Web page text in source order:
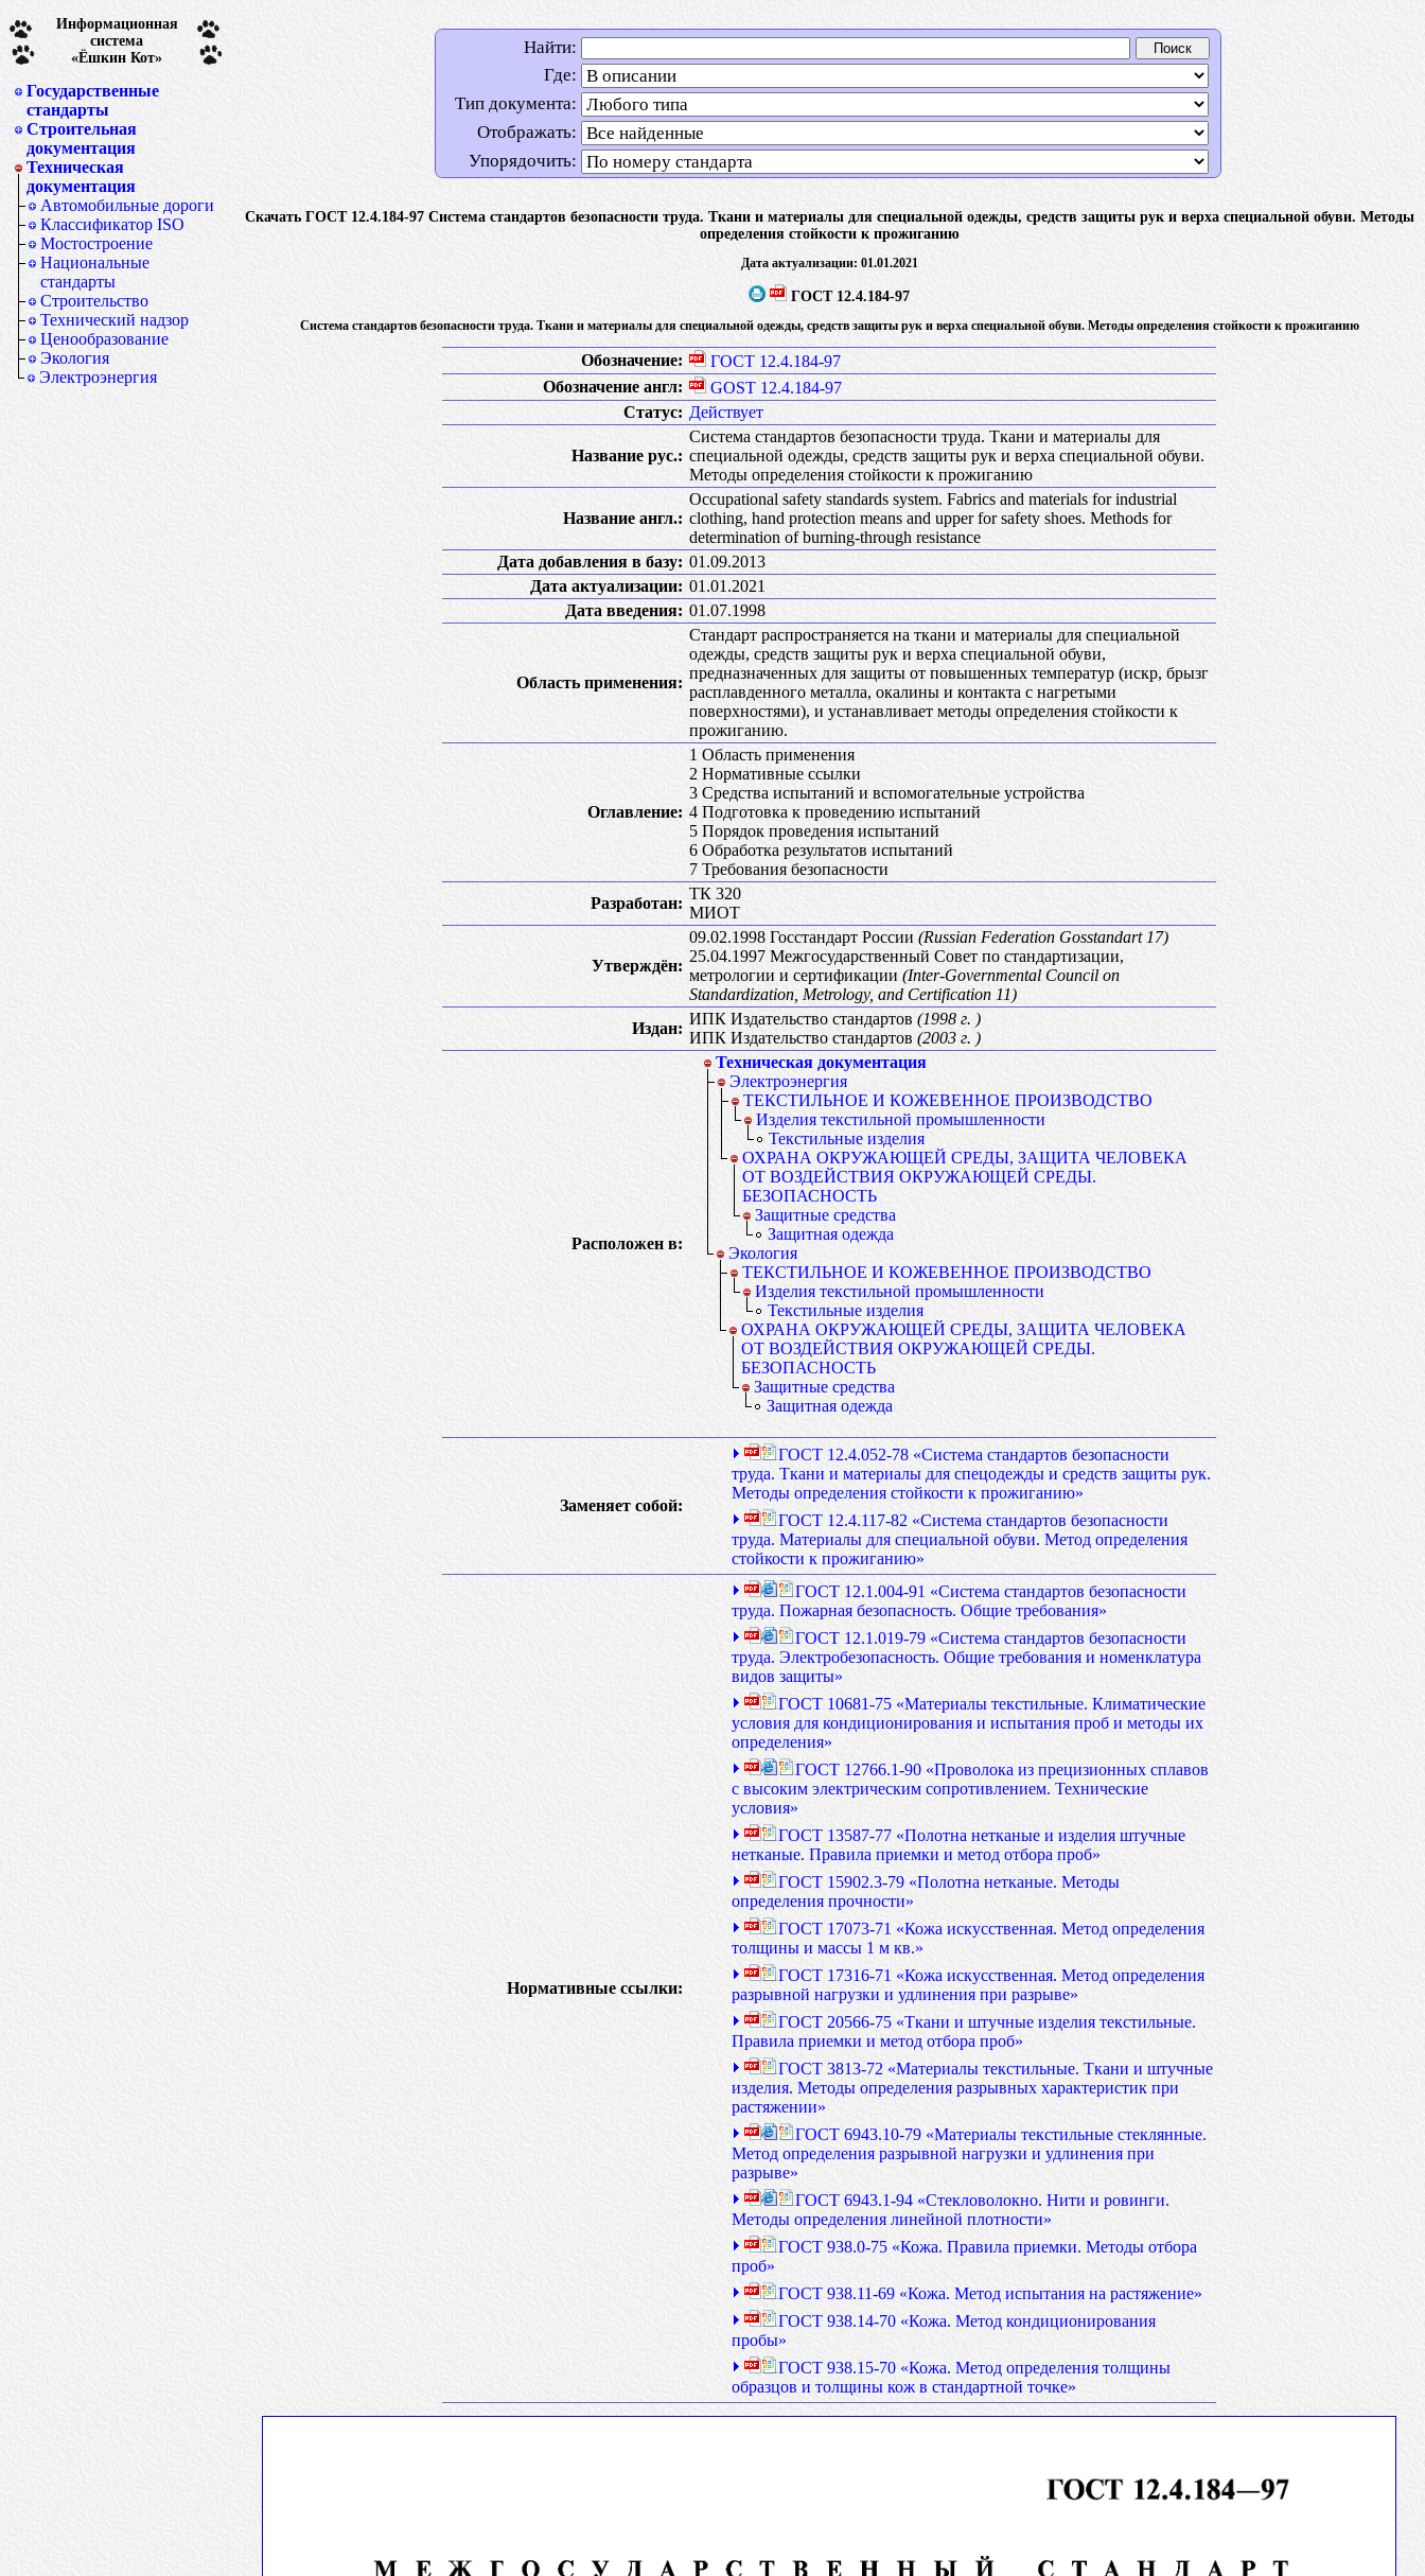
Информационная
система
«Ёшкин Кот»
Государственные
стандарты
Строительная
документация
Техническая
документация
Автомобильные дороги
Классификатор ISO
Мостостроение
Национальные
стандарты
Строительство
Технический надзор
Ценообразование
Экология
Электроэнергия
Найти:
Где:
Тип документа:
Отображать:
Упорядочить:
Скачать ГОСТ 12.4.184-97 Система стандартов безопасности труда. Ткани и материалы для специальной одежды, средств защиты рук и верха специальной обуви. Методы
определения стойкости к прожиганию
Дата актуализации: 01.01.2021
ГОСТ 12.4.184-97
Система стандартов безопасности труда. Ткани и материалы для специальной одежды, средств защиты рук и верха специальной обуви. Методы определения стойкости к прожиганию
Обозначение:
ГОСТ 12.4.184-97
Обозначение англ:
GOST 12.4.184-97
Статус: Действует
Название рус.:
Система стандартов безопасности труда. Ткани и материалы для
специальной одежды, средств защиты рук и верха специальной обуви.
Методы определения стойкости к прожиганию
Название англ.:
Occupational safety standards system. Fabrics and materials for industrial
clothing, hand protection means and upper for safety shoes. Methods for
determination of burning-through resistance
Дата добавления в базу: 01.09.2013
Дата актуализации: 01.01.2021
Дата введения: 01.07.1998
Область применения:
Стандарт распространяется на ткани и материалы для специальной
одежды, средств защиты рук и верха специальной обуви,
предназначенных для защиты от повышенных температур (искр, брызг
расплавденного металла, окалины и контакта с нагретыми
поверхностями), и устанавливает методы определения стойкости к
прожиганию.
Оглавление:
1 Область применения
2 Нормативные ссылки
3 Средства испытаний и вспомогательные устройства
4 Подготовка к проведению испытаний
5 Порядок проведения испытаний
6 Обработка результатов испытаний
7 Требования безопасности
Разработан:
ТК 320
МИОТ
Утверждён:
09.02.1998 Госстандарт России (Russian Federation Gosstandart 17)
25.04.1997 Межгосударственный Совет по стандартизации,
метрологии и сертификации (Inter-Governmental Council on
Standardization, Metrology, and Certification 11)
Издан:
ИПК Издательство стандартов (1998 г. )
ИПК Издательство стандартов (2003 г. )
Расположен в:
Техническая документация
Электроэнергия
ТЕКСТИЛЬНОЕ И КОЖЕВЕННОЕ ПРОИЗВОДСТВО
Изделия текстильной промышленности
Текстильные изделия
ОХРАНА ОКРУЖАЮЩЕЙ СРЕДЫ, ЗАЩИТА ЧЕЛОВЕКА
ОТ ВОЗДЕЙСТВИЯ ОКРУЖАЮЩЕЙ СРЕДЫ.
БЕЗОПАСНОСТЬ
Защитные средства
Защитная одежда
Экология
ТЕКСТИЛЬНОЕ И КОЖЕВЕННОЕ ПРОИЗВОДСТВО
Изделия текстильной промышленности
Текстильные изделия
ОХРАНА ОКРУЖАЮЩЕЙ СРЕДЫ, ЗАЩИТА ЧЕЛОВЕКА
ОТ ВОЗДЕЙСТВИЯ ОКРУЖАЮЩЕЙ СРЕДЫ.
БЕЗОПАСНОСТЬ
Защитные средства
Защитная одежда
Заменяет собой:
ГОСТ 12.4.052-78 «Система стандартов безопасности
труда. Ткани и материалы для спецодежды и средств защиты рук.
Методы определения стойкости к прожиганию»
ГОСТ 12.4.117-82 «Система стандартов безопасности
труда. Материалы для специальной обуви. Метод определения
стойкости к прожиганию»
Нормативные ссылки:
ГОСТ 12.1.004-91 «Система стандартов безопасности
труда. Пожарная безопасность. Общие требования»
ГОСТ 12.1.019-79 «Система стандартов безопасности
труда. Электробезопасность. Общие требования и номенклатура
видов защиты»
ГОСТ 10681-75 «Материалы текстильные. Климатические
условия для кондиционирования и испытания проб и методы их
определения»
ГОСТ 12766.1-90 «Проволока из прецизионных сплавов
с высоким электрическим сопротивлением. Технические
условия»
ГОСТ 13587-77 «Полотна нетканые и изделия штучные
нетканые. Правила приемки и метод отбора проб»
ГОСТ 15902.3-79 «Полотна нетканые. Методы
определения прочности»
ГОСТ 17073-71 «Кожа искусственная. Метод определения
толщины и массы 1 м кв.»
ГОСТ 17316-71 «Кожа искусственная. Метод определения
разрывной нагрузки и удлинения при разрыве»
ГОСТ 20566-75 «Ткани и штучные изделия текстильные.
Правила приемки и метод отбора проб»
ГОСТ 3813-72 «Материалы текстильные. Ткани и штучные
изделия. Методы определения разрывных характеристик при
растяжении»
ГОСТ 6943.10-79 «Материалы текстильные стеклянные.
Метод определения разрывной нагрузки и удлинения при
разрыве»
ГОСТ 6943.1-94 «Стекловолокно. Нити и ровинги.
Методы определения линейной плотности»
ГОСТ 938.0-75 «Кожа. Правила приемки. Методы отбора
проб»
ГОСТ 938.11-69 «Кожа. Метод испытания на растяжение»
ГОСТ 938.14-70 «Кожа. Метод кондиционирования
пробы»
ГОСТ 938.15-70 «Кожа. Метод определения толщины
образцов и толщины кож в стандартной точке»